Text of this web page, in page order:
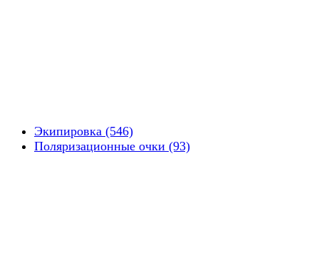
Экипировка (546)
Поляризационные очки (93)